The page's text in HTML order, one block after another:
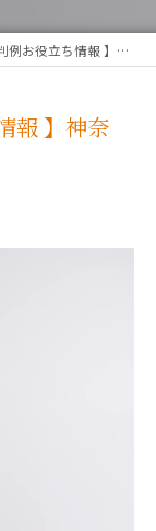
神奈川、横浜より経営者様へ発信
報 】神奈